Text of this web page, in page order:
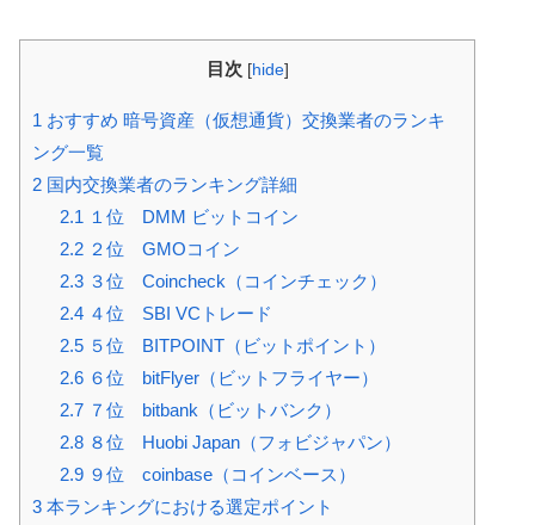
目次 [hide]
1 おすすめ 暗号資産（仮想通貨）交換業者のランキ
ング一覧
2 国内交換業者のランキング詳細
2.1 １位 DMM ビットコイン
2.2２位 GMOコイン
2.3３位 Coincheck（コインチェック）
2.4４位 SBI VCトレード
2.5５位 BITPOINT（ビットポイント）
2.6６位 bitFlyer（ビットフライヤー）
2.7７位 bitbank（ビットバンク）
2.8８位 Huobi Japan（フォビジャパン）
2.9９位 coinbase（コインベース）
3 本ランキングにおける選定ポイント